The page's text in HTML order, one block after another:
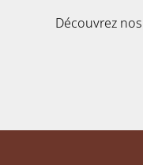
Découvrez